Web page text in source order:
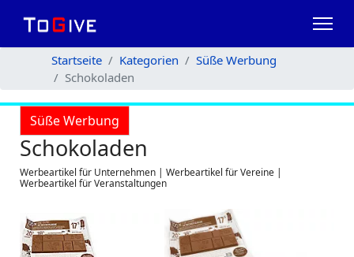
Startseite Kategorien
Süße Werbung
Schokoladen
Süße Werbung
Schokoladen
Werbeartikel für Unternehmen | Werbeartikel für Vereine |
Werbeartikel für Veranstaltungen